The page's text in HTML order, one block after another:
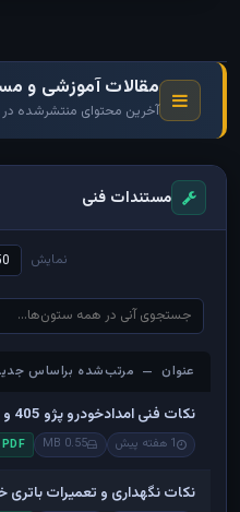
مقالات آموزشی و
آخرین محتوای منتشرشده در
مستندات فنی
نمایش
عنوان — مرتب‌شده براساس
عنوان — مرتب‌شده براساس
نکات فنی امدادخودرو پژو 405 و پارس و سمند
1 هفته پیش 0.55 MB
PDF
نکات نگهداری و تعمیرات باتری